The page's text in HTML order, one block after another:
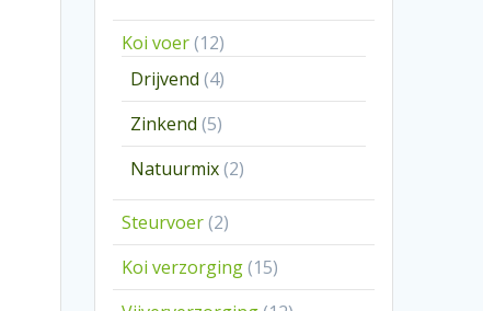
Koi voer 1212
producten
Drijvend 44
producten
Zinkend 55
producten
Natuurmix 22
producten
Steurvoer 22
producten
Koi verzorging 1515
producten